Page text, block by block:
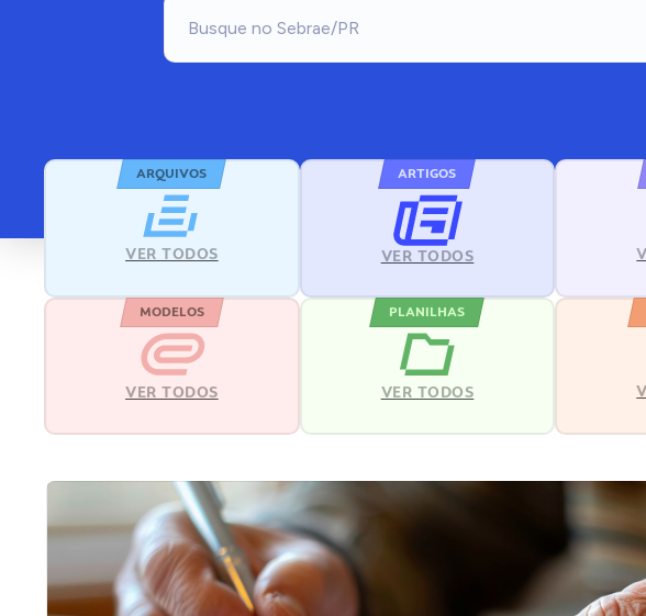
ARQUIVOS
VER TODOS
ARTIGOS
VER TODOS
MODELOS
VER TODOS
PLANILHAS
VER TODOS